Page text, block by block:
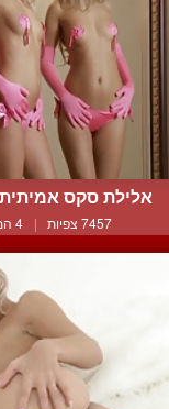
אלילת סקס
7457 צפיות | 4 המלצות